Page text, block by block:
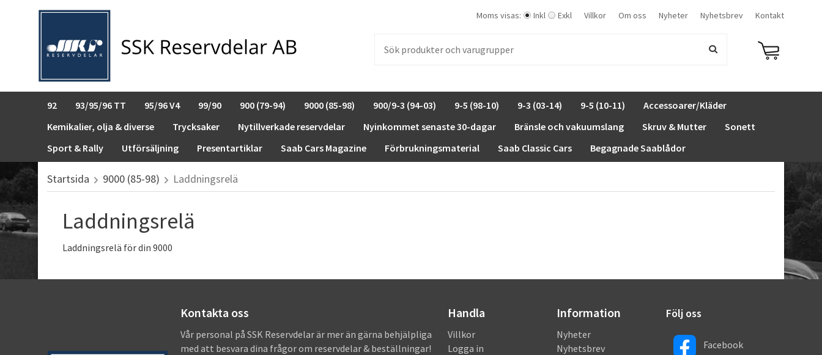
Moms visas: Inkl Exkl Villkor Om oss Nyheter Nyhetsbrev Kontakt
92 93/95/96 TT 95/96 V4 99/90 900 (79-94) 9000 (85-98) 900/9-3 (94-03) 9-5 (98-10) 9-3 (03-14) 9-5 (10-11)
Accessoarer/Kläder
Kemikalier, olja & diverse
Trycksaker Nytillverkade reservdelar Nyinkommet senaste 30-dagar Bränsle och vakuumslang Skruv & Mutter
Sonett
Sport & Rally
Utförsäljning Presentartiklar Saab Cars Magazine Förbrukningsmaterial Saab Classic Cars Begagnade Saablådor
Startsida 9000 (85-98) Laddningsrelä
Laddningsrelä
Laddningsrelä för din 9000
Kontakta oss
Vår personal på SSK Reservdelar är mer än gärna behjälpliga
med att besvara dina frågor om reservdelar & beställningar!
Handla
Villkor
Logga in
Information
Nyheter
Nyhetsbrev
Följ oss
Facebook